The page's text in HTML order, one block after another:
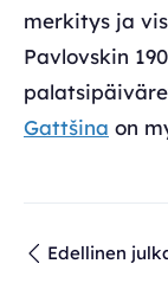
merkitys ja
Pavlovskin
Gattšina on
Edellinen